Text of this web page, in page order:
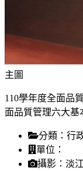
主圖
110學年度全面品
面品質管理六大基
分類： 行
單位：
攝影： 淡